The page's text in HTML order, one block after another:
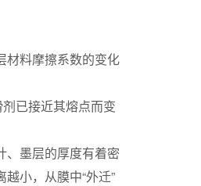
材料摩擦系数的变化
已接近其熔点而变
、墨层的厚度有着密
小，从膜中“外迁”